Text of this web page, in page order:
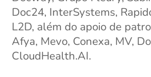
Doc24, InterSystems,
L2D, além do apoio de
Afya, Mevo, Conexa, MV,
CloudHealth.AI.